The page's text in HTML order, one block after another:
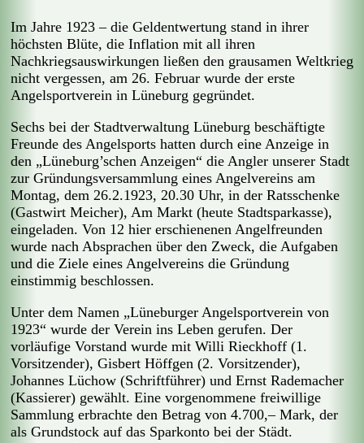
Im Jahre 1923 – die Geldentwertung stand in ihrer
höchsten Blüte, die Inflation mit all ihren
Nachkriegsauswirkungen ließen den grausamen Weltkrieg
nicht vergessen, am 26. Februar wurde der erste
Angelsportverein in Lüneburg gegründet.
Sechs bei der Stadtverwaltung Lüneburg beschäftigte
Freunde des Angelsports hatten durch eine Anzeige in
den „Lüneburg’schen Anzeigen“ die Angler unserer Stadt
zur Gründungsversammlung eines Angelvereins am
Montag, dem 26.2.1923, 20.30 Uhr, in der Ratsschenke
(Gastwirt Meicher), Am Markt (heute Stadtsparkasse),
eingeladen. Von 12 hier erschienenen Angelfreunden
wurde nach Absprachen über den Zweck, die Aufgaben
und die Ziele eines Angelvereins die Gründung
einstimmig beschlossen.
Unter dem Namen „Lüneburger Angelsportverein von
1923“ wurde der Verein ins Leben gerufen. Der
vorläufige Vorstand wurde mit Willi Rieckhoff (1.
Vorsitzender), Gisbert Höffgen (2. Vorsitzender),
Johannes Lüchow (Schriftführer) und Ernst Rademacher
(Kassierer) gewählt. Eine vorgenommene freiwillige
Sammlung erbrachte den Betrag von 4.700,– Mark, der
als Grundstock auf das Sparkonto bei der Städt.